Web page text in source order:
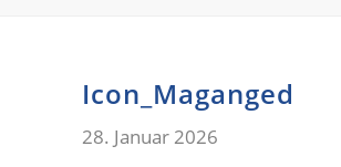
Icon_Maganged
28. Januar 2026